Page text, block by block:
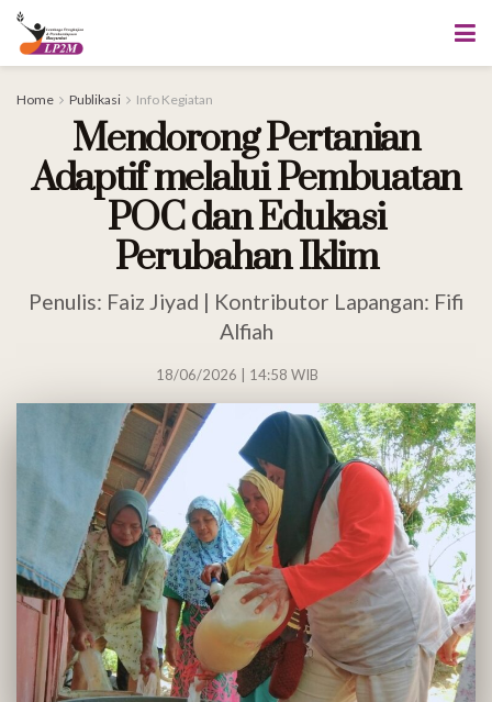
Home Publikasi Info Kegiatan
Mendorong Pertanian
Adaptif melalui Pembuatan
POC dan Edukasi
Perubahan Iklim
Penulis: Faiz Jiyad | Kontributor Lapangan: Fifi
Alfiah
18/06/2026 | 14:58 WIB